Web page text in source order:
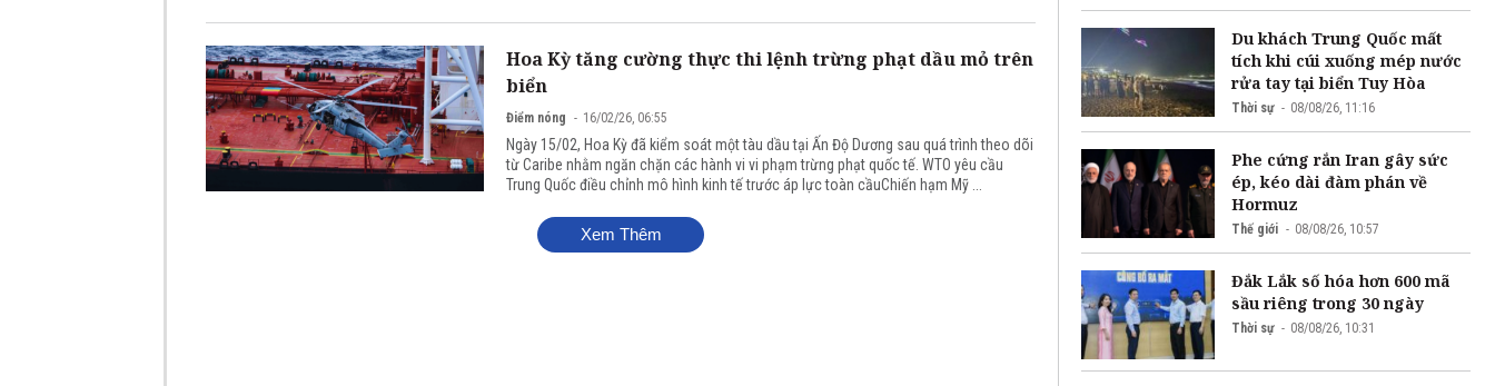
Hoa Kỳ tăng cường thực thi lệnh trừng phạt dầu mỏ trên
biển
Điểm nóng 16/02/26, 06:55
Ngày 15/02, Hoa Kỳ đã kiểm soát một tàu dầu tại Ấn Độ Dương sau quá trình theo dõi
từ Caribe nhằm ngăn chặn các hành vi vi phạm trừng phạt quốc tế. WTO yêu cầu
Trung Quốc điều chỉnh mô hình kinh tế trước áp lực toàn cầuChiến hạm Mỹ ...
Xem Thêm
Du khách Trung Quốc mất
tích khi cúi xuống mép nước
rửa tay tại biển Tuy Hòa
Thời sự 08/08/26, 11:16
Phe cứng rắn Iran gây sức
ép, kéo dài đàm phán về
Hormuz
Thế giới 08/08/26, 10:57
Đắk Lắk số hóa hơn 600 mã
sầu riêng trong 30 ngày
Thời sự 08/08/26, 10:31